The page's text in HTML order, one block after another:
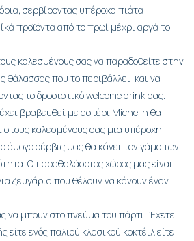
σερβίροντας υπέροχα πιάτα
προϊόντα από το πρωί μέχρι αργά το
καλεσμένους σας να παραδοθείτε στην
θάλασσας που το περιβάλλει και να
το δροσιστικό welcome drink σας.
βραβευθεί με αστέρι Michelin θα
στους καλεσμένους σας μια υπέροχη
άψογο σέρβις μας θα κάνει τον γάμο των
Ο παραθαλάσσιος χώρος μας είναι
ζευγάρια που θέλουν να κάνουν έναν
να μπουν στο πνεύμα του πάρτι; Έχετε
ενός παλιού κλασικού κοκτέιλ είτε